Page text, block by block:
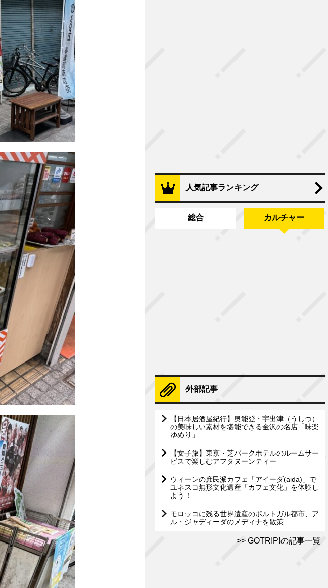
人気記事ランキング
総合 カルチャー
外部記事
【日本居酒屋紀行】奥能登・宇出津（うしつ）
の美味しい素材を堪能できる金沢の名店「味楽
ゆめり」
【女子旅】東京・芝パークホテルのルームサー
ビスで楽しむアフタヌーンティー
ウィーンの庶民派カフェ「アイーダ(aida)」で
ユネスコ無形文化遺産「カフェ文化」を体験し
よう！
モロッコに残る世界遺産のポルトガル都市、ア
ル・ジャディーダのメディナを散策
GOTRIP!の記事一覧